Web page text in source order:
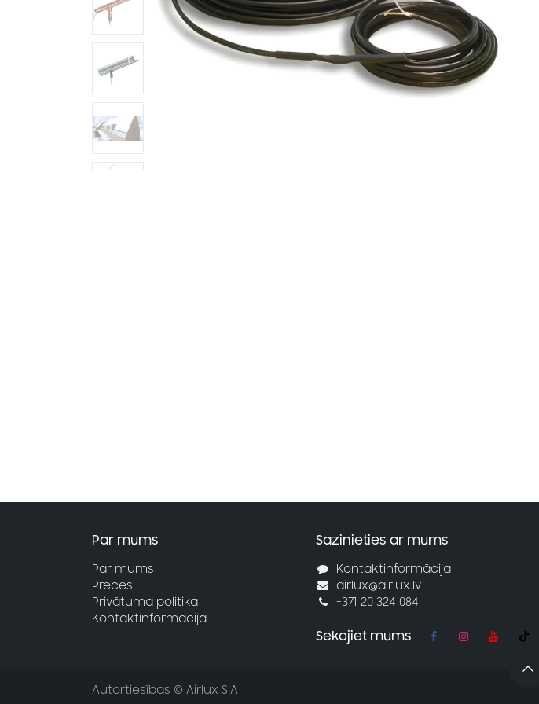
Par mums
Par mums
Preces
Privātuma politika
Kontaktinformācija
Sazinieties ar mums
Kontaktinformācija
airlux@airlux.lv
+371 20 324 084
Sekojiet mums
Autortiesības © Airlux SIA